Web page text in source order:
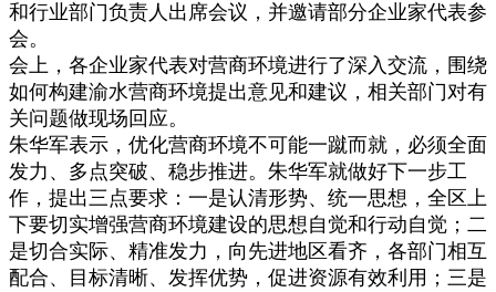
和行业部门负责人出席会议，并邀请部分企业家代表参
会。
会上，各企业家代表对营商环境进行了深入交流，围绕
如何构建渝水营商环境提出意见和建议，相关部门对有
关问题做现场回应。
朱华军表示，优化营商环境不可能一蹴而就，必须全面
发力、多点突破、稳步推进。朱华军就做好下一步工
作，提出三点要求：一是认清形势、统一思想，全区上
下要切实增强营商环境建设的思想自觉和行动自觉；二
是切合实际、精准发力，向先进地区看齐，各部门相互
配合、目标清晰、发挥优势，促进资源有效利用；三是